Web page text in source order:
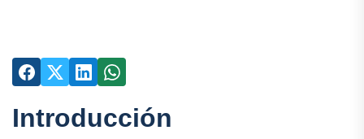
Introducción